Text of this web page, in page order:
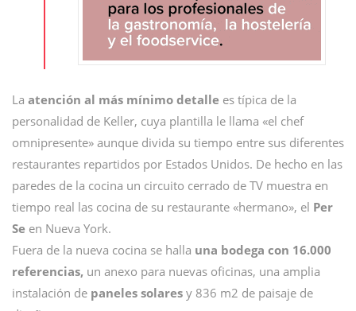
La atención al más mínimo detalle es típica de la
personalidad de Keller, cuya plantilla le llama «el chef
omnipresente» aunque divida su tiempo entre sus diferentes
restaurantes repartidos por Estados Unidos. De hecho en las
paredes de la cocina un circuito cerrado de TV muestra en
tiempo real las cocina de su restaurante «hermano», el Per
Se en Nueva York.
Fuera de la nueva cocina se halla una bodega con 16.000
referencias, un anexo para nuevas oficinas, una amplia
instalación de paneles solares y 836 m2 de paisaje de